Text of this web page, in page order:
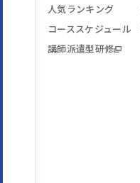
階層・役割
人気ランキング
コーススケジュール
講師派遣型研修